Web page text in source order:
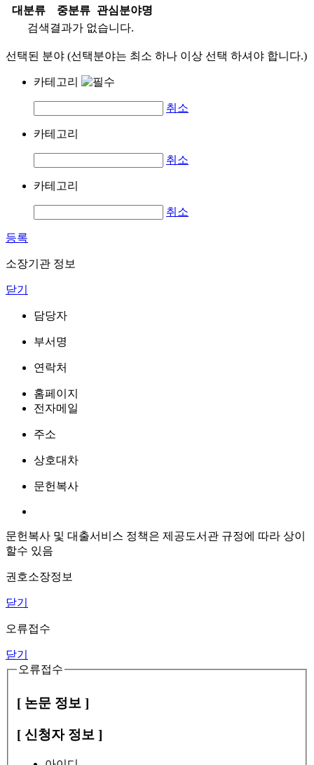
대분류
중분류
관심분야명
검색결과가 없습니다.
선택된 분야 (선택분야는 최소 하나 이상 선택 하셔야 합니다.)
카테고리
취소
카테고리
취소
카테고리
취소
등록
소장기관 정보
닫기
담당자
부서명
연락처
홈페이지
전자메일
주소
상호대차
문헌복사
문헌복사 및 대출서비스 정책은 제공도서관 규정에 따라 상이
할수 있음
권호소장정보
닫기
오류접수
닫기
오류접수
[ 논문 정보 ]
[ 신청자 정보 ]